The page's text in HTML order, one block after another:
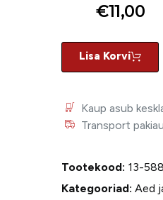
€11,00
Lisa Korvi
Kaup asub
Transport
Tootekood: 13-
Kategooriad: Aed